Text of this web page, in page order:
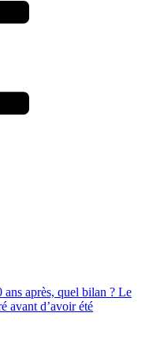
après, quel bilan ? Le
avant d’avoir été